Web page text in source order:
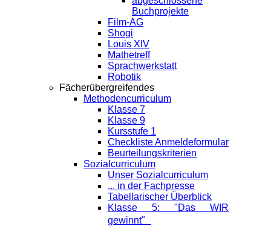
Buchprojekte
Film-AG
Shogi
Louis XIV
Mathetreff
Sprachwerkstatt
Robotik
Fächerübergreifendes
Methodencurriculum
Klasse 7
Klasse 9
Kursstufe 1
Checkliste Anmeldeformular
Beurteilungskriterien
Sozialcurriculum
Unser Sozialcurriculum
... in der Fachpresse
Tabellarischer Überblick
Klasse 5: "Das WIR
gewinnt"